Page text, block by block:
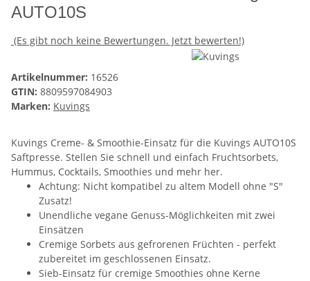
AUTO10S
(Es gibt noch keine Bewertungen. Jetzt bewerten!)
Artikelnummer: 16526
GTIN: 8809597084903
Marken: Kuvings
Kuvings Creme- & Smoothie-Einsatz für die Kuvings AUTO10S
Saftpresse. Stellen Sie schnell und einfach Fruchtsorbets,
Hummus, Cocktails, Smoothies und mehr her.
Achtung: Nicht kompatibel zu altem Modell ohne "S"
Zusatz!
Unendliche vegane Genuss-Möglichkeiten mit zwei
Einsätzen
Cremige Sorbets aus gefrorenen Früchten - perfekt
zubereitet im geschlossenen Einsatz.
Sieb-Einsatz für cremige Smoothies ohne Kerne